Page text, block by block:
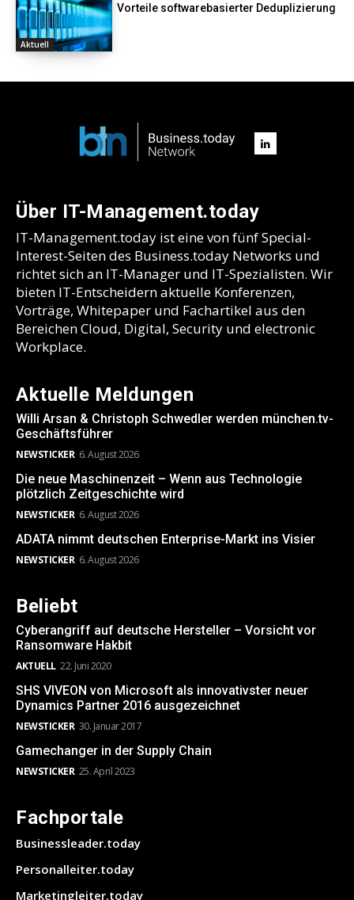
Aktuell
Vorteile softwarebasierter Deduplizierung
Über IT-Management.today
IT-Management.today ist eine von fünf Special-
Interest-Seiten des Business.today Networks und
richtet sich an IT-Manager und IT-Spezialisten. Wir
bieten IT-Entscheidern aktuelle Konferenzen,
Vorträge, Whitepaper und Fachartikel aus den
Bereichen Cloud, Digital, Security und electronic
Workplace.
Aktuelle Meldungen
Willi Arsan & Christoph Schwedler werden münchen.tv-
Geschäftsführer
NEWSTICKER 6. August 2026
Die neue Maschinenzeit – Wenn aus Technologie
plötzlich Zeitgeschichte wird
NEWSTICKER 6. August 2026
ADATA nimmt deutschen Enterprise-Markt ins Visier
NEWSTICKER 6. August 2026
Beliebt
Cyberangriff auf deutsche Hersteller – Vorsicht vor
Ransomware Hakbit
AKTUELL 22. Juni 2020
SHS VIVEON von Microsoft als innovativster neuer
Dynamics Partner 2016 ausgezeichnet
NEWSTICKER 30. Januar 2017
Gamechanger in der Supply Chain
NEWSTICKER 25. April 2023
Fachportale
Businessleader.today
Personalleiter.today
Marketingleiter.today